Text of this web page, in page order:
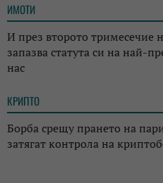
ИМОТИ
И през второто тримесечие
запазва статута си на най-
нас
КРИПТО
Борба срещу прането на
затягат контрола на